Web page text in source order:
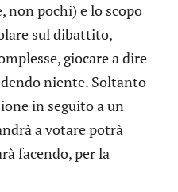
non pochi) e lo scopo
sul dibattito,
giocare a dire
niente. Soltanto
in seguito a un
a votare potrà
facendo, per la